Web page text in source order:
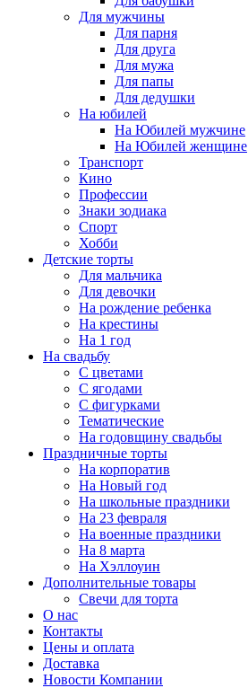
Для мужчины
Для парня
Для друга
Для мужа
Для папы
Для дедушки
На юбилей
На Юбилей мужчине
На Юбилей женщине
Транспорт
Кино
Профессии
Знаки зодиака
Спорт
Хобби
Детские торты
Для мальчика
Для девочки
На рождение ребенка
На крестины
На 1 год
На свадьбу
С цветами
С ягодами
С фигурками
Тематические
На годовщину свадьбы
Праздничные торты
На корпоратив
На Новый год
На школьные праздники
На 23 февраля
На военные праздники
На 8 марта
На Хэллоуин
Дополнительные товары
Свечи для торта
О нас
Контакты
Цены и оплата
Доставка
Новости Компании